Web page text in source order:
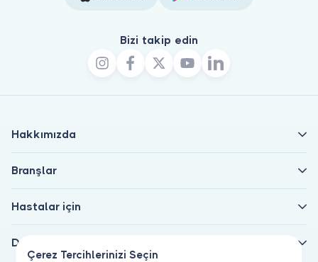
Çerez Tercihlerinizi Seçin
Bizi takip edin
Hakkımızda
Branşlar
Hastalar için
Doktorlar için